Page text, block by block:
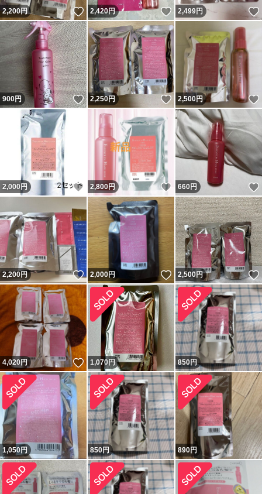
2,200円 いいね！
2,420円 いいね！
2,499円
900円 いいね！
2,250円 いいね！
2,500円
2,000 円 いいね！
2,800円 いいね！
660円
2,200円 いいね！
2,000円 いいね！
2,500円
4,020円 いいね！
1,070円 850円
1,050円 850円 890円